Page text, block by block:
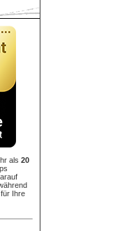
als 20
Ihre